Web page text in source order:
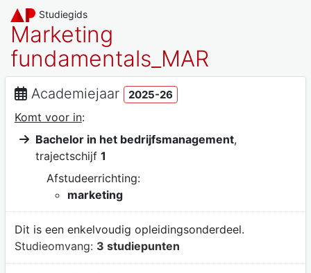
Studiegids
Marketing
fundamentals_MAR
Academiejaar 2025-26
Komt voor in:
Bachelor in het bedrijfsmanagement,
trajectschijf 1
Afstudeerrichting:
marketing
Dit is een enkelvoudig opleidingsonderdeel.
Studieomvang: 3 studiepunten